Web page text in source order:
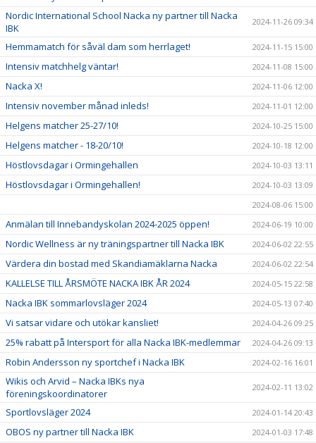
Nordic International School Nacka ny partner till Nacka
IBK
2024-11-26 09:34
Hemmamatch för såväl dam som herrlaget! 2024-11-15 15:00
Intensiv matchhelg väntar! 2024-11-08 15:00
Nacka X! 2024-11-06 12:00
Intensiv november månad inleds! 2024-11-01 12:00
Helgens matcher 25-27/10! 2024-10-25 15:00
Helgens matcher - 18-20/10! 2024-10-18 12:00
Höstlovsdagar i Ormingehallen 2024-10-03 13:11
Höstlovsdagar i Ormingehallen!
2024-10-03 13:09
2024-08-06 15:00
Anmälan till Innebandyskolan 2024-2025 öppen! 2024-06-19 10:00
Nordic Wellness är ny träningspartner till Nacka IBK 2024-06-02 22:55
Värdera din bostad med Skandiamäklarna Nacka 2024-06-02 22:54
KALLELSE TILL ÅRSMÖTE NACKA IBK ÅR 2024 2024-05-15 22:58
Nacka IBK sommarlovsläger 2024 2024-05-13 07:40
Vi satsar vidare och utökar kansliet! 2024-04-26 09:25
25% rabatt på Intersport för alla Nacka IBK-medlemmar 2024-04-26 09:13
Robin Andersson ny sportchef i Nacka IBK 2024-02-16 16:01
Wikis och Arvid – Nacka IBKs nya
föreningskoordinatorer
2024-02-11 13:02
Sportlovsläger 2024 2024-01-14 20:43
OBOS ny partner till Nacka IBK 2024-01-03 17:48